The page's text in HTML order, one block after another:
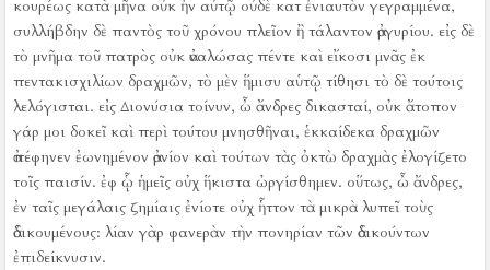
κουρέως κατὰ μῆνα οὐκ ἦν αὐτῷ οὐδὲ κατ ἐνιαυτὸν γεγραμμένα,
συλλήβδην δὲ παντὸς τοῦ χρόνου πλεῖον ἢ τάλαντον ἀργυρίου. εἰς δὲ
τὸ μνῆμα τοῦ πατρὸς οὐκ ἀναλώσας πέντε καὶ εἴκοσι μνᾶς ἐκ
πεντακισχιλίων δραχμῶν, τὸ μὲν ἥμισυ αὑτῷ τίθησι τὸ δὲ τούτοις
λελόγισται. εἰς Διονύσια τοίνυν, ὦ ἄνδρες δικασταί, οὐκ ἄτοπον
γάρ μοι δοκεῖ καὶ περὶ τούτου μνησθῆναι, ἑκκαίδεκα δραχμῶν
ἀπέφηνεν ἐωνημένον ἀρνίον καὶ τούτων τὰς ὀκτὼ δραχμὰς ἐλογίζετο
τοῖς παισίν. ἐφ ᾧ ἡμεῖς οὐχ ἥκιστα ὠργίσθημεν. οὕτως, ὦ ἄνδρες,
ἐν ταῖς μεγάλαις ζημίαις ἐνίοτε οὐχ ἧττον τὰ μικρὰ λυπεῖ τοὺς
ἀδικουμένους: λίαν γὰρ φανερὰν τὴν πονηρίαν τῶν ἀδικούντων
ἐπιδείκνυσιν.